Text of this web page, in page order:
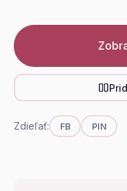
Zdieľať: FB PIN